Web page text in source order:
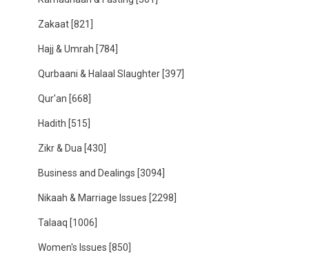
Zakaat [821]
Hajj & Umrah [784]
Qurbaani & Halaal Slaughter [397]
Qur'an [668]
Hadith [515]
Zikr & Dua [430]
Business and Dealings [3094]
Nikaah & Marriage Issues [2298]
Talaaq [1006]
Women's Issues [850]